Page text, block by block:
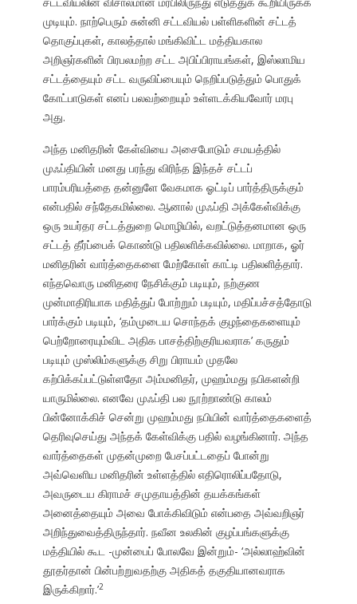
முடியும். நாற்பெரும் சுன்னி சட்டவியல் பள்ளிகளின் சட்டத்
தொகுப்புகள், காலத்தால் மங்கிவிட்ட மத்தியகால
அறிஞர்களின் பிரபலமற்ற சட்ட அபிப்பிராயங்கள், இஸ்லாமிய
சட்டத்தையும் சட்ட வருவிப்பையும் நெறிப்படுத்தும் பொதுக்
கோட்பாடுகள் எனப் பலவற்றையும் உள்ளடக்கியவோர் மரபு
அது.
அந்த மனிதரின் கேள்வியை அசைபோடும் சமயத்தில்
முஃப்தியின் மனது பரந்து விரிந்த இந்தச் சட்டப்
பாரம்பரியத்தை தன்னுளே வேகமாக ஓட்டிப் பார்த்திருக்கும்
என்பதில் சந்தேகமில்லை. ஆனால் முஃப்தி அக்கேள்விக்கு
ஒரு உயர்தர சட்டத்துறை மொழியில், வறட்டுத்தனமான ஒரு
சட்டத் தீர்ப்பைக் கொண்டு பதிலளிக்கவில்லை. மாறாக, ஓர்
மனிதரின் வார்த்தைகளை மேற்கோள் காட்டி பதிலளித்தார்.
எந்தவொரு மனிதரை நேசிக்கும் படியும், நற்குண
முன்மாதிரியாக மதித்துப் போற்றும் படியும், மதிப்பச்சத்தோடு
பார்க்கும் படியும், ‘தம்முடைய சொந்தக் குழந்தைகளையும்
பெற்றோரையும்விட அதிக பாசத்திற்குரியவராக’ கருதும்
படியும் முஸ்லிம்களுக்கு சிறு பிராயம் முதலே
கற்பிக்கப்பட்டுள்ளதோ அம்மனிதர், முஹம்மது நபிகளன்றி
யாருமில்லை. எனவே முஃப்தி பல நூற்றாண்டு காலம்
பின்னோக்கிச் சென்று முஹம்மது நபியின் வார்த்தைகளைத்
தெரிவுசெய்து அந்தக் கேள்விக்கு பதில் வழங்கினார். அந்த
வார்த்தைகள் முதன்முறை பேசப்பட்டதைப் போன்று
அவ்வெளிய மனிதரின் உள்ளத்தில் எதிரொலிப்பதோடு,
அவருடைய கிராமச் சமுதாயத்தின் தயக்கங்கள்
அனைத்தையும் அவை போக்கிவிடும் என்பதை அவ்வறிஞர்
அறிந்துவைத்திருந்தார். நவீன உலகின் குழப்பங்களுக்கு
மத்தியில் கூட -முன்பைப் போலவே இன்றும்- ‘அல்லாஹ்வின்
தூதர்தான் பின்பற்றுவதற்கு அதிகத் தகுதியானவராக
இருக்கிறார்.’2